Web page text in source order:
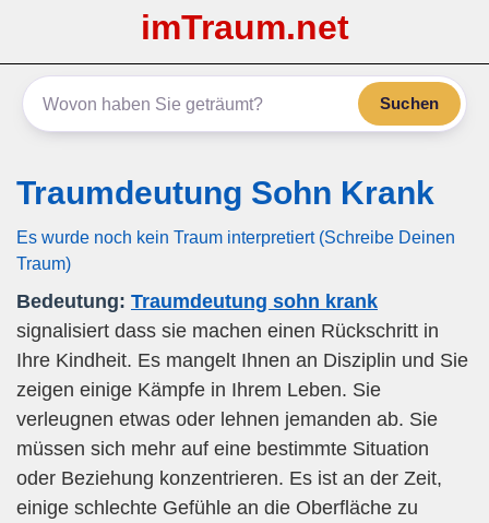
imTraum.net
Suchen
Traumdeutung Sohn Krank
Es wurde noch kein Traum interpretiert (Schreibe Deinen
Traum)
Bedeutung: Traumdeutung sohn krank
signalisiert dass sie machen einen Rückschritt in
Ihre Kindheit. Es mangelt Ihnen an Disziplin und Sie
zeigen einige Kämpfe in Ihrem Leben. Sie
verleugnen etwas oder lehnen jemanden ab. Sie
müssen sich mehr auf eine bestimmte Situation
oder Beziehung konzentrieren. Es ist an der Zeit,
einige schlechte Gefühle an die Oberfläche zu